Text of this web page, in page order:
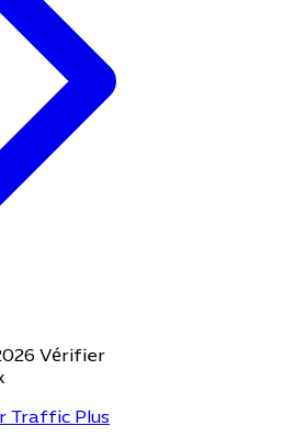
Vérifier
Traffic Plus